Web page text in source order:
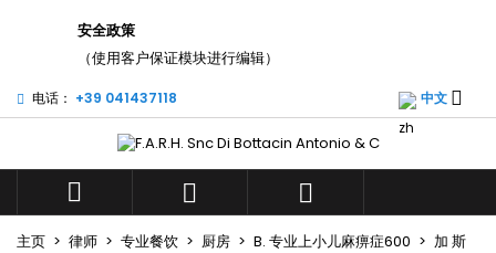
安全政策
（使用客户保证模块进行编辑）
电话： +39 041437118 中文 
  
主页 律师 专业餐饮 厨房 B. 专业上小儿麻痹症600
加 斯